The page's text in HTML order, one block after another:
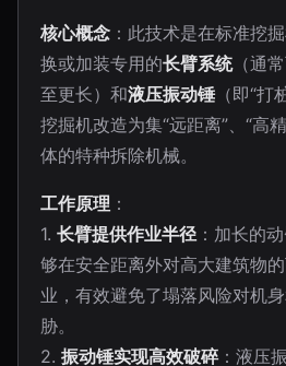
核心概念 ：此技术是在标准挖
换或加装专用的长臂系统（通
至更长）和液压振动锤（即“打
挖掘机改造为集“远距离”、“高
体的特种拆除机械。
工作原理 ：
1. 长臂提供作业半径：加长的
够在安全距离外对高大建筑物
业，有效避免了塌落风险对机
胁。
2. 振动锤实现高效破碎：液压